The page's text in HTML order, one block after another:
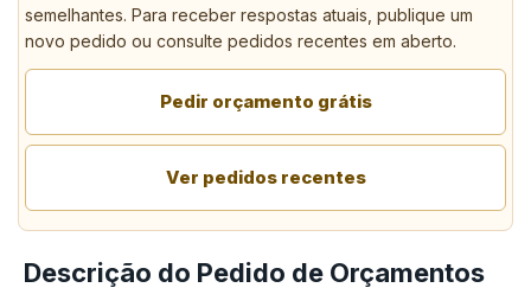
semelhantes. Para receber respostas atuais, publique um
novo pedido ou consulte pedidos recentes em aberto.
Pedir orçamento grátis
Ver pedidos recentes
Descrição do Pedido de Orçamentos